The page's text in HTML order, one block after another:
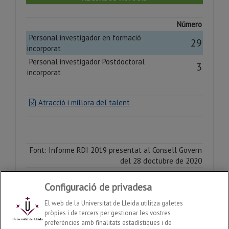
Número
Personal investigador en formació
incorporat
29
Personal investigador Postdoctoral
incorporat
3
Atracció i millora del talent
Font: Informe RDI 2019 presentat al Consell Govern
del 28 d'octubre de 2020
Configuració de privadesa
El web de la Universitat de Lleida utilitza galetes
pròpies i de tercers per gestionar les vostres
preferències amb finalitats estadístiques i de